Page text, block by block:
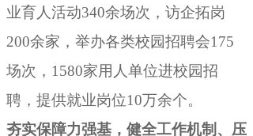
业育人活动340余场次 ， 访企拓岗
200余家，举办各类校园招聘会175
场次 ， 1580家用人单位进校园招
聘，提供就业岗位10万余个。
夯实保障力强基 ， 健全工作机制、压